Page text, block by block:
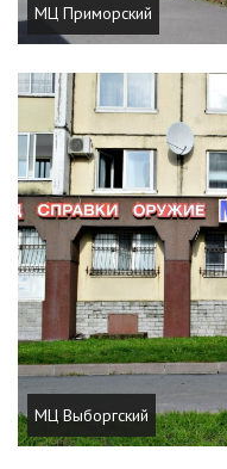
МЦ Приморский
МЦ Выборгский